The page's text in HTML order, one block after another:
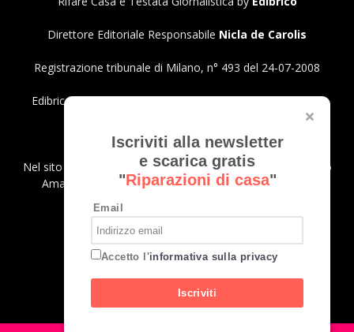
Iscriviti alla newsletter
e scarica gratis
"Riparazioni di casa"
Email
Accetto l'informativa sulla privacy
Iscriviti
Direttore Editoriale Responsabile Nicla de Carolis
Registrazione tribunale di Milano, n° 493 del 24-07-2008
Edibrico srl - Viale Emilio Caldara, 44 - 20122 Milano P.iva
Privacy Policy
Nel sito sono presenti prodotti Amazon; in qualità di Affiliato
Amazon riceviamo un guadagno dagli acquisti idonei.
SEGUICI